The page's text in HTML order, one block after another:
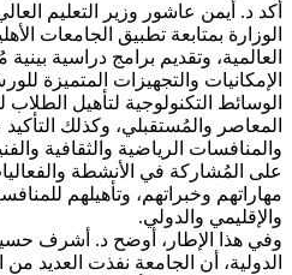
أكد د. أيمن عاشور وزير التعليم
الوزارة بمتابعة تطبيق الجامعات
العالمية، وتقديم برامج دراسية
الإمكانيات والتجهيزات المتميزة
الوسائط التكنولوجية لتأهيل
المعاصر والمُستقبلي، وكذلك
والمنافسات الرياضية والثقافية
على المُشاركة في الأنشطة
مهاراتهم وخبراتهم، وتأهيلهم
والإقليمي والدولي.
وفي هذا الإطار، أوضح د. أشرف
الدولية، أن الجامعة نفذت العديد